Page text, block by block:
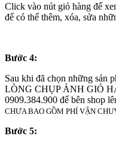
Click vào nút giỏ hàng để
để có thể thêm, xóa, sửa
Bước 4:
Sau khi đã chọn những
LÒNG CHỤP ẢNH GIỎ
0909.384.900 để bên shop
CHƯA BAO GỒM PHÍ VẬN
Bước 5: